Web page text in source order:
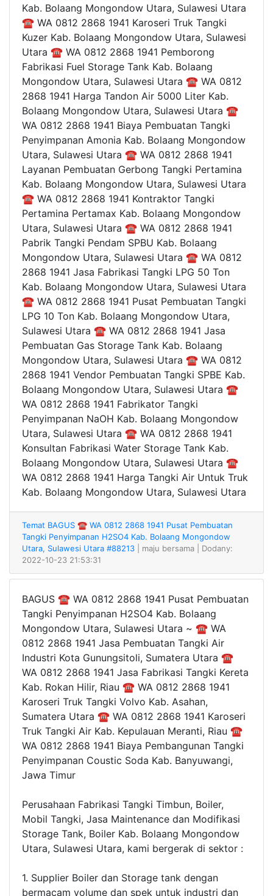
Kab. Bolaang Mongondow Utara, Sulawesi Utara
☎ WA 0812 2868 1941 Karoseri Truk Tangki
Kuzer Kab. Bolaang Mongondow Utara, Sulawesi
Utara ☎ WA 0812 2868 1941 Pemborong
Fabrikasi Fuel Storage Tank Kab. Bolaang
Mongondow Utara, Sulawesi Utara ☎ WA 0812
2868 1941 Harga Tandon Air 5000 Liter Kab.
Bolaang Mongondow Utara, Sulawesi Utara ☎
WA 0812 2868 1941 Biaya Pembuatan Tangki
Penyimpanan Amonia Kab. Bolaang Mongondow
Utara, Sulawesi Utara ☎ WA 0812 2868 1941
Layanan Pembuatan Gerbong Tangki Pertamina
Kab. Bolaang Mongondow Utara, Sulawesi Utara
☎ WA 0812 2868 1941 Kontraktor Tangki
Pertamina Pertamax Kab. Bolaang Mongondow
Utara, Sulawesi Utara ☎ WA 0812 2868 1941
Pabrik Tangki Pendam SPBU Kab. Bolaang
Mongondow Utara, Sulawesi Utara ☎ WA 0812
2868 1941 Jasa Fabrikasi Tangki LPG 50 Ton
Kab. Bolaang Mongondow Utara, Sulawesi Utara
☎ WA 0812 2868 1941 Pusat Pembuatan Tangki
LPG 10 Ton Kab. Bolaang Mongondow Utara,
Sulawesi Utara ☎ WA 0812 2868 1941 Jasa
Pembuatan Gas Storage Tank Kab. Bolaang
Mongondow Utara, Sulawesi Utara ☎ WA 0812
2868 1941 Vendor Pembuatan Tangki SPBE Kab.
Bolaang Mongondow Utara, Sulawesi Utara ☎
WA 0812 2868 1941 Fabrikator Tangki
Penyimpanan NaOH Kab. Bolaang Mongondow
Utara, Sulawesi Utara ☎ WA 0812 2868 1941
Konsultan Fabrikasi Water Storage Tank Kab.
Bolaang Mongondow Utara, Sulawesi Utara ☎
WA 0812 2868 1941 Harga Tangki Air Untuk Truk
Kab. Bolaang Mongondow Utara, Sulawesi Utara
Temat BAGUS ☎ WA 0812 2868 1941 Pusat Pembuatan
Tangki Penyimpanan H2SO4 Kab. Bolaang Mongondow
Utara, Sulawesi Utara #88213
| maju bersama
| Dodany:
2022-10-23 21:53:31
BAGUS ☎ WA 0812 2868 1941 Pusat Pembuatan
Tangki Penyimpanan H2SO4 Kab. Bolaang
Mongondow Utara, Sulawesi Utara ~ ☎ WA
0812 2868 1941 Jasa Pembuatan Tangki Air
Industri Kota Gunungsitoli, Sumatera Utara ☎
WA 0812 2868 1941 Jasa Fabrikasi Tangki Kereta
Kab. Rokan Hilir, Riau ☎ WA 0812 2868 1941
Karoseri Truk Tangki Volvo Kab. Asahan,
Sumatera Utara ☎ WA 0812 2868 1941 Karoseri
Truk Tangki Air Kab. Kepulauan Meranti, Riau ☎
WA 0812 2868 1941 Biaya Pembangunan Tangki
Penyimpanan Coustic Soda Kab. Banyuwangi,
Jawa Timur
Perusahaan Fabrikasi Tangki Timbun, Boiler,
Mobil Tangki, Jasa Maintenance dan Modifikasi
Storage Tank, Boiler Kab. Bolaang Mongondow
Utara, Sulawesi Utara, kami bergerak di sektor :
1. Supplier Boiler dan Storage tank dengan
bermacam volume dan spek untuk industri dan